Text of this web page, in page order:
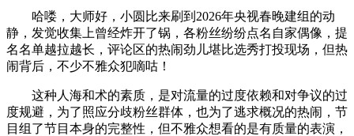
哈喽，大师好，小圆比来刷到2026年央视春晚建组的动
静，发觉收集上曾经炸开了锅，各粉丝纷纷点名自家偶像，提
名名单越拉越长，评论区的热闹劲儿堪比选秀打投现场，但热
闹背后，不少不雅众犯嘀咕！
这种人海和术的素质，是对流量的过度依赖和对争议的过
度规避，为了照应分歧粉丝群体，也为了逃求概况的热闹，节
目组了节目本身的完整性，但不雅众想看的是有质量的表演，